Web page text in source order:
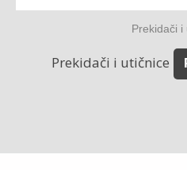
Prekidači i
Prekidači i utičnice